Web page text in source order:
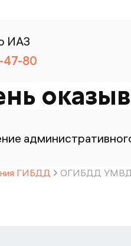
ИАЗ
47-80
ГИБДД ОГИБДД УМВД